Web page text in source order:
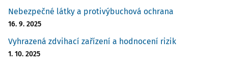
Nebezpečné látky a protivýbuchová ochrana
16. 9. 2025
Vyhrazená zdvihací zařízení a hodnocení rizik
1. 10. 2025